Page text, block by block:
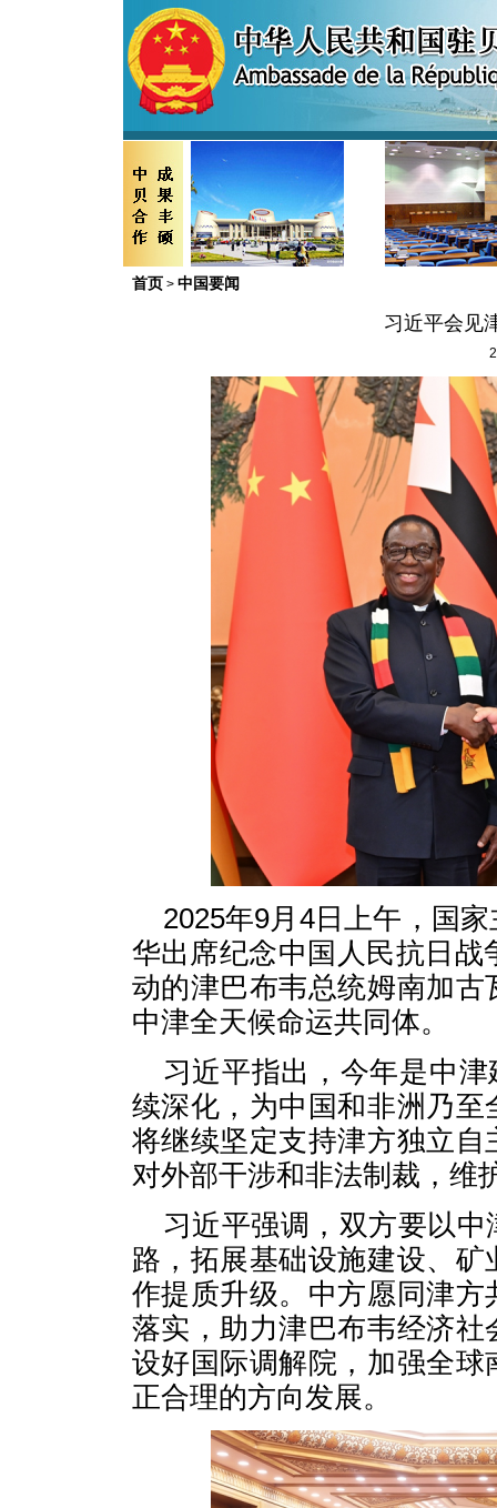
首页 > 中国要闻
习近平会见
2025年9月4日上午，国
华出席纪念中国人民抗日
动的津巴布韦总统姆南加
中津全天候命运共同体。
习近平指出，今年是中
续深化，为中国和非洲乃
将继续坚定支持津方独立
对外部干涉和非法制裁，维
习近平强调，双方要以
路，拓展基础设施建设、
作提质升级。中方愿同津
落实，助力津巴布韦经济
设好国际调解院，加强全
正合理的方向发展。